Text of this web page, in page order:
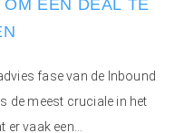
EEN DEAL TE
fase van de Inbound
de meest cruciale in het
vaak een...